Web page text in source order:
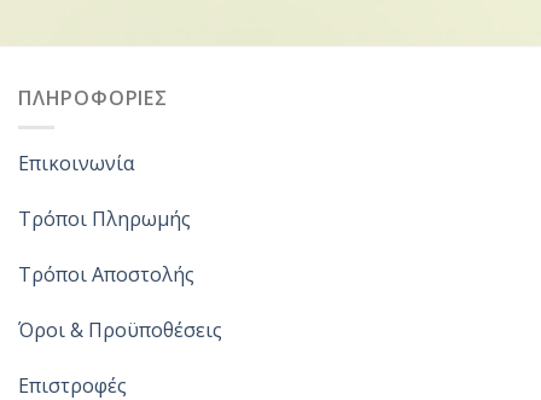
ΠΛΗΡΟΦΟΡΙΕΣ
Επικοινωνία
Τρόποι Πληρωμής
Τρόποι Αποστολής
Όροι & Προϋποθέσεις
Επιστροφές